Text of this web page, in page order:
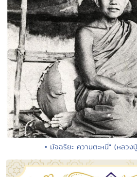
• มัจฉริยะ ความตะหนี่" (หลวง